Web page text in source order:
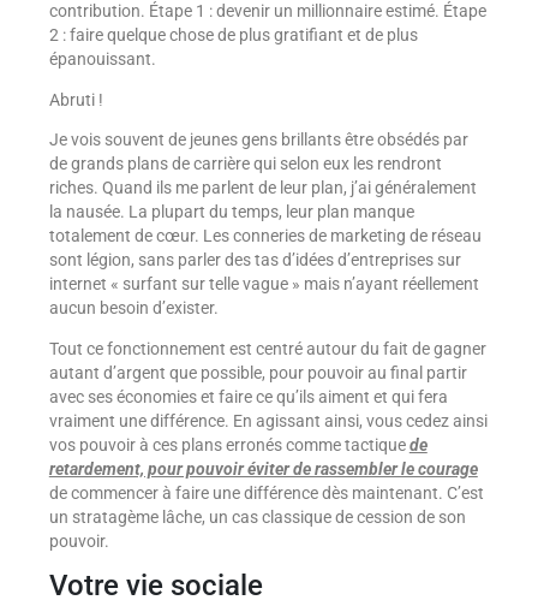
contribution. Étape 1 : devenir un millionnaire estimé. Étape
2 : faire quelque chose de plus gratifiant et de plus
épanouissant.
Abruti !
Je vois souvent de jeunes gens brillants être obsédés par
de grands plans de carrière qui selon eux les rendront
riches. Quand ils me parlent de leur plan, j’ai généralement
la nausée. La plupart du temps, leur plan manque
totalement de cœur. Les conneries de marketing de réseau
sont légion, sans parler des tas d’idées d’entreprises sur
internet « surfant sur telle vague » mais n’ayant réellement
aucun besoin d’exister.
Tout ce fonctionnement est centré autour du fait de gagner
autant d’argent que possible, pour pouvoir au final partir
avec ses économies et faire ce qu’ils aiment et qui fera
vraiment une différence. En agissant ainsi, vous cedez ainsi
vos pouvoir à ces plans erronés comme tactiquede
retardement, pour pouvoir éviter de rassembler le courage
de commencer à faire une différence dès maintenant. C’est
un stratagème lâche, un cas classique de cession de son
pouvoir.
Votre vie sociale